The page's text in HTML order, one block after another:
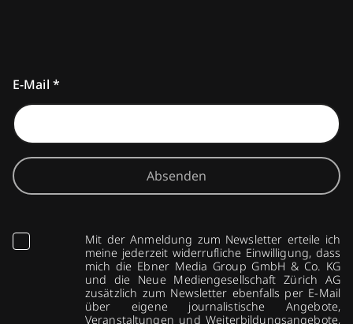
E-Mail *
Absenden
Mit der Anmeldung zum Newsletter erteile ich
meine jederzeit widerrufliche Einwilligung, dass
mich die Ebner Media Group GmbH & Co. KG
und die Neue Mediengesellschaft Zürich AG
zusätzlich zum Newsletter ebenfalls per E-Mail
über eigene journalistische Angebote,
Veranstaltungen und Weiterbildungsangebote,